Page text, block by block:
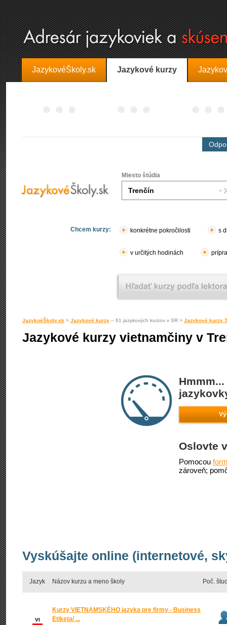
JazykovéŠkoly.sk Jazykové kurzy
Miesto štúdia
Chcem kurzy: konkrétne pokročilosti s
v určitých hodinách
JazykoéŠkoly.sk > Jazykové kurzy – 61 jazykových kurzov v SR > Jazykové kurzy
Jazykové kurzy vietnamčiny v
Oslovte
Pomocou
zároveň;
Vyskúšajte online (internetové,
Jazyk Názov kurzu a meno školy Poč.
VI
Kurzy VIETNAMSKÉHO jazyka pre firmy - Business
Etiketa/ ...